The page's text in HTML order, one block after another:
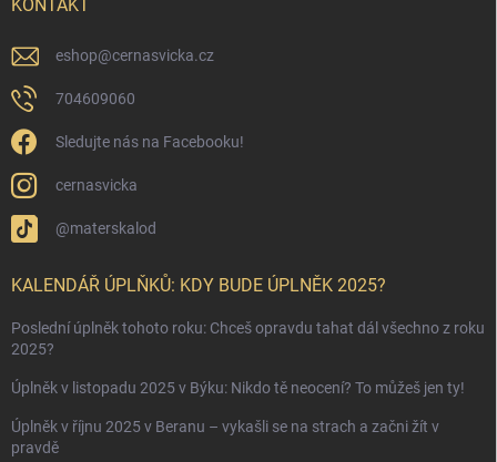
KONTAKT
eshop@cernasvicka.cz
704609060
Sledujte nás na Facebooku!
cernasvicka
@materskalod
KALENDÁŘ ÚPLŇKŮ: KDY BUDE ÚPLNĚK 2025?
Poslední úplněk tohoto roku: Chceš opravdu tahat dál všechno z roku
2025?
Úplněk v listopadu 2025 v Býku: Nikdo tě neocení? To můžeš jen ty!
Úplněk v říjnu 2025 v Beranu – vykašli se na strach a začni žít v
pravdě